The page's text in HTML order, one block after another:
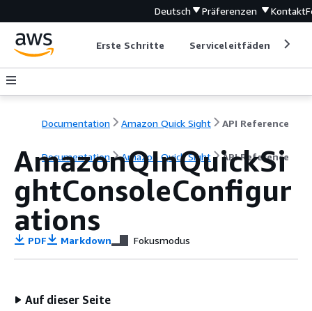
Deutsch Präferenzen Kontakt
Erste Schritte Serviceleitfäden
Documentation Amazon Quick Sight API Reference
Documentation Amazon Quick Sight API Reference
AmazonQInQuickSi
ghtConsoleConfigur
ations
PDF Markdown Fokusmodus
Auf dieser Seite